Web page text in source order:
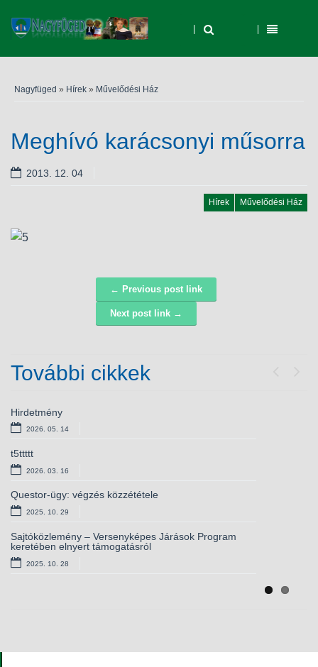
Nagyfüged » Hírek » Művelődési Ház
Meghívó karácsonyi műsorra
2013. 12. 04
Hírek Művelődési Ház
Navigáció ← Previous post link
Next post link →
További cikkek
Hirdetmény
2026. 05. 14
t5ttttt
2026. 03. 16
Questor-ügy: végzés közzététele
2025. 10. 29
Sajtóközlemény – Versenyképes Járások Program
keretében elnyert támogatásról
2025. 10. 28
Bursa Hungarica ösztöndíjpályázat
2025. 10. 28
Versenyképes járások – elnyert támogatás
kamerarendszerhez
Európai lakossági egészségfelmérés – csatlakozzon
Ön is!
2025. 09. 11
Álláshirdetés – magasabb vezető